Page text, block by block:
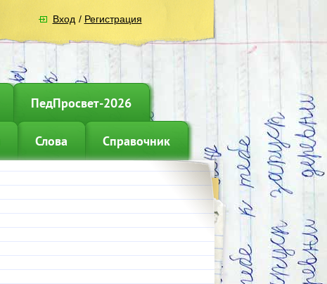
Вход / Регистрация
ПедПросвет-2026
Слова Справочник